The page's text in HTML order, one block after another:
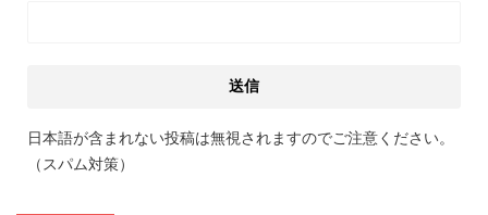
日本語が含まれない投稿は無視されますのでご注意ください。
（スパム対策）